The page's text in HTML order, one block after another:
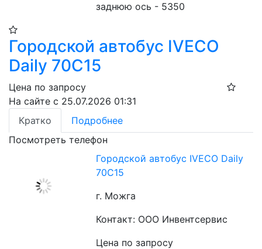
заднюю ось - 5350
Городской автобус IVECO
Daily 70C15
Цена по запросу
На сайте с 25.07.2026 01:31
Кратко
Подробнее
Посмотреть телефон
Городской автобус IVECO Daily
70C15
г. Можга
Контакт: ООО Инвентсервис
Цена по запросу